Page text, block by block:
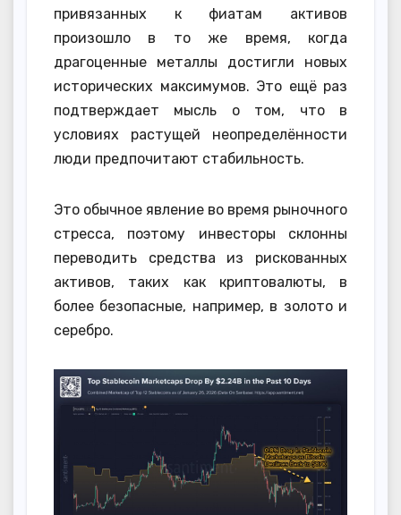
привязанных к фиатам активов
произошло в то же время, когда
драгоценные металлы достигли новых
исторических максимумов. Это ещё раз
подтверждает мысль о том, что в
условиях растущей неопределённости
люди предпочитают стабильность.
Это обычное явление во время рыночного
стресса, поэтому инвесторы склонны
переводить средства из рискованных
активов, таких как криптовалюты, в
более безопасные, например, в золото и
серебро.